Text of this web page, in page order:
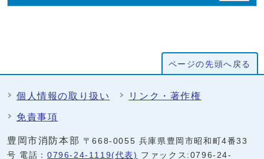
ページの先頭へ戻る
個人情報の取り扱い リンク・著作権
免責事項
豊岡市消防本部 〒668-0055 兵庫県豊岡市昭和町4番33
号 電話： 0796-24-1119(代表) ファックス:0796-24-